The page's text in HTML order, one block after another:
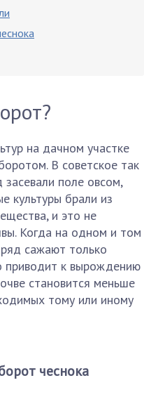
на дачном участке
В советское так
поле овсом,
культуры брали из
и это не
Когда на одном и том
сажают только
приводит к вырождению
становится меньше
тому или иному
чеснока